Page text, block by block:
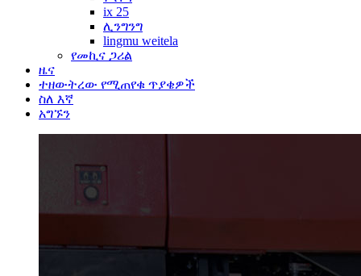
ix 25
ሊንግንግ
lingmu weitela
የመኪና ጋሪል
ዜና
ተዘውትረው የሚጠየቁ ጥያቄዎች
ስለ እኛ
አግኙን